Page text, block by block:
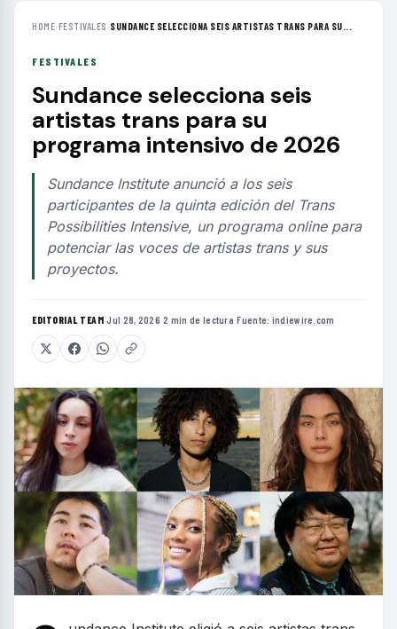
HOME›FESTIVALES ›SUNDANCE SELECCIONA SEIS ARTISTAS TRANS PARA SU...
FESTIVALES
Sundance selecciona seis
artistas trans para su
programa intensivo de 2026
Sundance Institute anunció a los seis
participantes de la quinta edición del Trans
Possibilities Intensive, un programa online para
potenciar las voces de artistas trans y sus
proyectos.
EDITORIAL TEAM·Jul 28, 2026·2 min de lectura·Fuente: indiewire.com